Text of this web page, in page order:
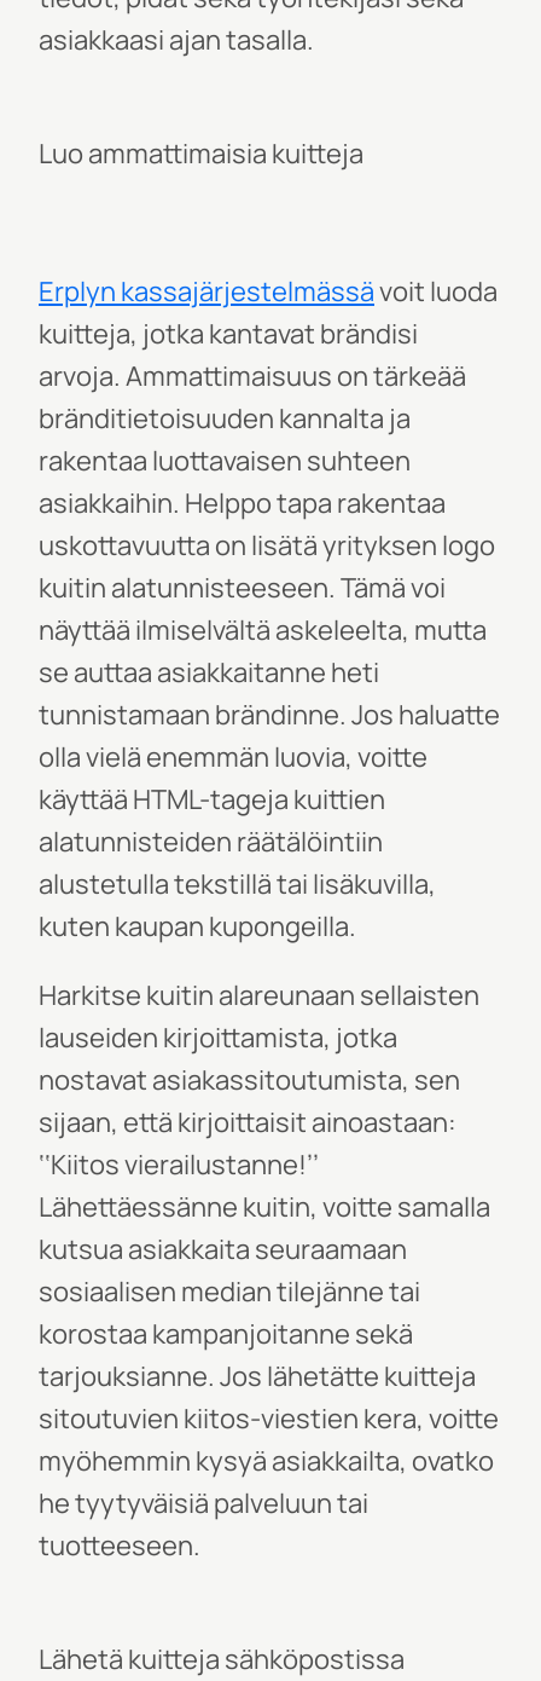
asiakkaasi ajan tasalla.
Luo ammattimaisia kuitteja
Erplyn kassajärjestelmässävoit luoda
kuitteja, jotka kantavat brändisi
arvoja. Ammattimaisuus on tärkeää
bränditietoisuuden kannalta ja
rakentaa luottavaisen suhteen
asiakkaihin. Helppo tapa rakentaa
uskottavuutta on lisätä yrityksen logo
kuitin alatunnisteeseen. Tämä voi
näyttää ilmiselvältä askeleelta, mutta
se auttaa asiakkaitanne heti
tunnistamaan brändinne. Jos haluatte
olla vielä enemmän luovia, voitte
käyttää HTML-tageja kuittien
alatunnisteiden räätälöintiin
alustetulla tekstillä tai lisäkuvilla,
kuten kaupan kupongeilla.
Harkitse kuitin alareunaan sellaisten
lauseiden kirjoittamista, jotka
nostavat asiakassitoutumista, sen
sijaan, että kirjoittaisit ainoastaan:
‘‘Kiitos vierailustanne!’’
Lähettäessänne kuitin, voitte samalla
kutsua asiakkaita seuraamaan
sosiaalisen median tilejänne tai
korostaa kampanjoitanne sekä
tarjouksianne. Jos lähetätte kuitteja
sitoutuvien kiitos-viestien kera, voitte
myöhemmin kysyä asiakkailta, ovatko
he tyytyväisiä palveluun tai
tuotteeseen.
Lähetä kuitteja sähköpostissa